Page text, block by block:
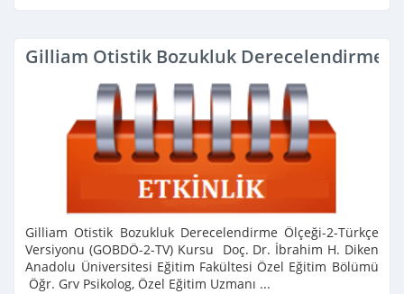
Gilliam Otistik Bozukluk Derecelendirme
Gilliam Otistik Bozukluk Derecelendirme Ölçeği-2-Türkçe
Versiyonu (GOBDÖ-2-TV) Kursu Doç. Dr. İbrahim H. Diken
Anadolu Üniversitesi Eğitim Fakültesi Özel Eğitim Bölümü
Öğr. Grv Psikolog, Özel Eğitim Uzmanı ...